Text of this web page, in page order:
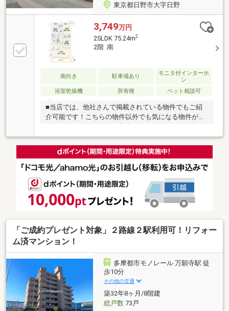
東京都日野市大字日野
3,749万円
2SLDK 75.24m2
2階 南
南向き 駐車場あり
モニタ付インターホ
ン
浴室乾燥機
所有権 ペット相談可
■当店では、他社さんで掲載されている物件でもご紹
介可能です！こちらの物件以外でも気になる物件がご
ご相談ください。 ■住宅ローンのご案内もお任せ下
さい。専属スタッフによりネット銀行等も含めた数あ
る金融機関の中からお客様にとってベストなプランを
ご提案いたします！ ■ご売却のご相談も承っており
致します。どうぞお気軽にお問い合わせください。
■当店には賃貸専門のスタッフもおりますので、賃貸
との同時相談も可能です。 ■ピタットハウス全国６
「ご成約プレゼント対象」２路線２駅利用可！リフォー
ム済マンション！
多摩都市モノレール 万願寺駅 徒
歩10分
その他の交通
築32年8ヶ月/8階建
総戸数73戸